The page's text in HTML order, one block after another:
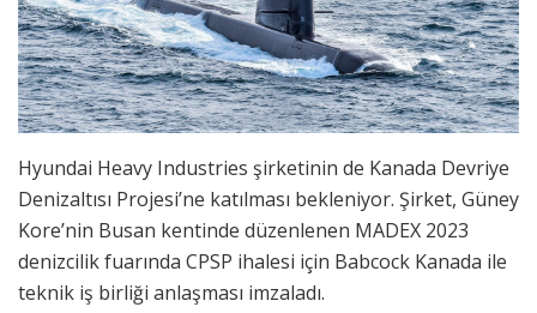
Hyundai Heavy Industries şirketinin de Kanada Devriye
Denizaltısı Projesi’ne katılması bekleniyor. Şirket, Güney
Kore’nin Busan kentinde düzenlenen MADEX 2023
denizcilik fuarında CPSP ihalesi için Babcock Kanada ile
teknik iş birliği anlaşması imzaladı.